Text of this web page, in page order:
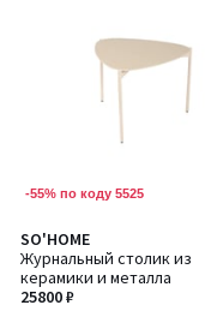
-55% по коду 5525
SO'HOME
Журнальный столик из
керамики и металла
25800 ₽